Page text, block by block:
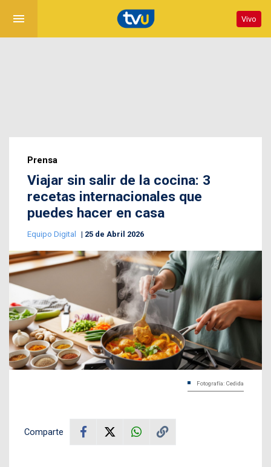
menu Vivo
Prensa
Viajar sin salir de la cocina: 3
recetas internacionales que
puedes hacer en casa
Equipo Digital 25 de Abril 2026
Fotografía: Cedida
Comparte